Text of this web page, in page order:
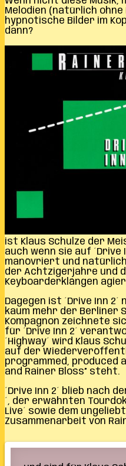
Melodien (natürlich
hypnotische Bilder im
dann?
ist Klaus Schulze der
auch wenn sie auf
manövriert und
der Achtzigerjahre und
Keyboarderklängen
Dagegen ist ´Drive Inn
kaum mehr der Berliner
Kompagnon zeichnete
für ´Drive Inn 2´
´Highway´ wird Klaus
auf der
programmed, produced
and Rainer Bloss” steht.
´Drive Inn 2´ blieb nach
´, der erwähnten
Live´ sowie dem
Zusammenarbeit von